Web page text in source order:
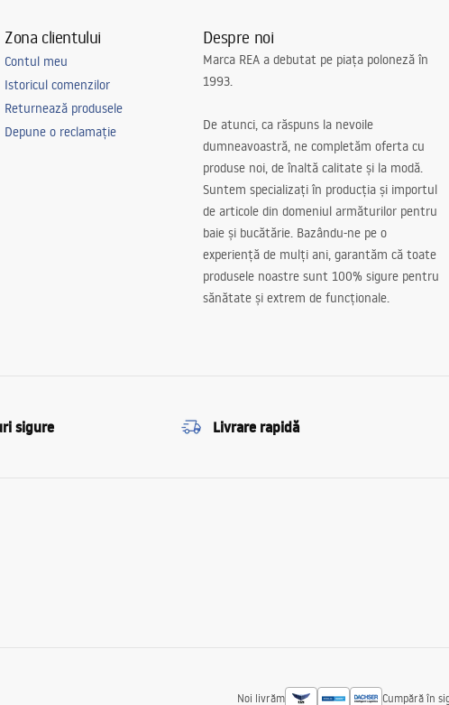
Zona clientului
Contul meu
Istoricul comenzilor
Returnează produsele
Depune o reclamație
Despre noi
Marca REA a debutat pe piața poloneză în
1993.
De atunci, ca răspuns la nevoile
dumneavoastră, ne completăm oferta cu
produse noi, de înaltă calitate și la modă.
Suntem specializați în producția și importul
de articole din domeniul armăturilor pentru
baie și bucătărie. Bazându-ne pe o
experiență de mulți ani, garantăm că toate
produsele noastre sunt 100% sigure pentru
sănătate și extrem de funcționale.
sigure Livrare rapidă
Noi livrăm Cumpără în